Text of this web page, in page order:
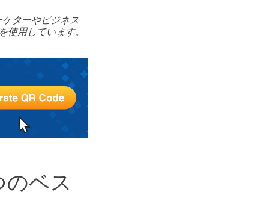
ターやビジネス
用しています。
ベス